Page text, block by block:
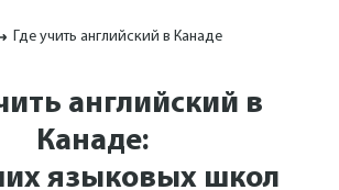
Где учить английский в Канаде
английский в
Канаде:
языковых школ